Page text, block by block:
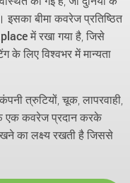
इसका बीमा कवरेज प्रतिष्ठित
में रखा गया है, जिसे
के लिए विश्वभर में मान्यता
त्रुटियों, चूक, लापरवाही,
एक कवरेज प्रदान करके
का लक्ष्य रखती है जिससे